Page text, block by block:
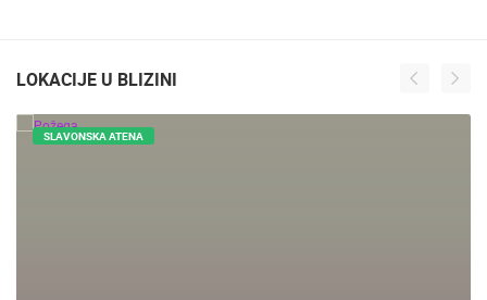
LOKACIJE U BLIZINI
SLAVONSKA ATENA